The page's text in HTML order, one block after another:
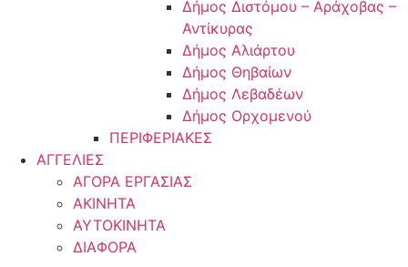
Δήμος Διστόμου – Αράχοβας –
Αντίκυρας
Δήμος Αλιάρτου
Δήμος Θηβαίων
Δήμος Λεβαδέων
Δήμος Ορχομενού
ΠΕΡΙΦΕΡΙΑΚΕΣ
ΑΓΓΕΛΙΕΣ
ΑΓΟΡΑ ΕΡΓΑΣΙΑΣ
ΑΚΙΝΗΤΑ
ΑΥΤΟΚΙΝΗΤΑ
ΔΙΑΦΟΡΑ